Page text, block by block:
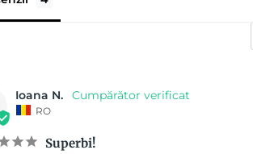
Ioana N.
RO
Superbi!